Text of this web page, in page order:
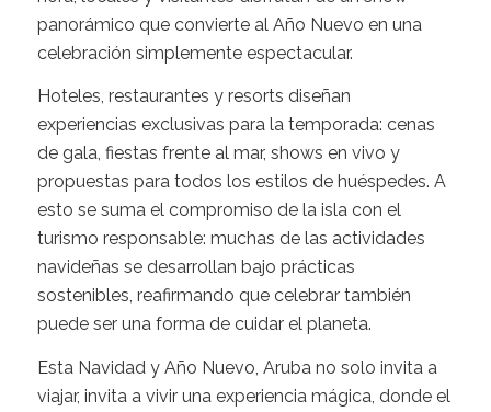
panorámico que convierte al Año Nuevo en una
celebración simplemente espectacular.
Hoteles, restaurantes y resorts diseñan
experiencias exclusivas para la temporada: cenas
de gala, fiestas frente al mar, shows en vivo y
propuestas para todos los estilos de huéspedes. A
esto se suma el compromiso de la isla con el
turismo responsable: muchas de las actividades
navideñas se desarrollan bajo prácticas
sostenibles, reafirmando que celebrar también
puede ser una forma de cuidar el planeta.
Esta Navidad y Año Nuevo, Aruba no solo invita a
viajar, invita a vivir una experiencia mágica, donde el